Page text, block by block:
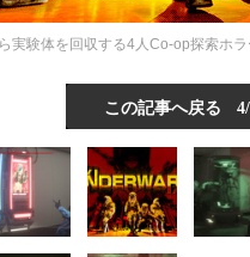
実験体を回収する4人Co-op探索ホ
この記事へ戻る